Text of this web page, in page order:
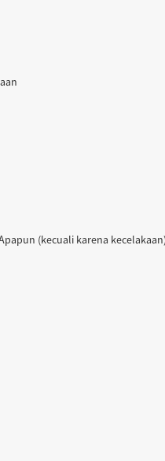
(kecuali karena